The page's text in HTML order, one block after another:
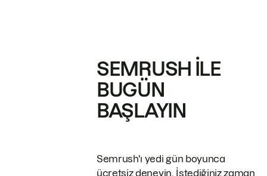
SEMRUSH ILE
BUGÜN
BAŞLAYIN
Semrush'ı yedi gün boyunca
ücretsiz deneyin. İstediğiniz zaman